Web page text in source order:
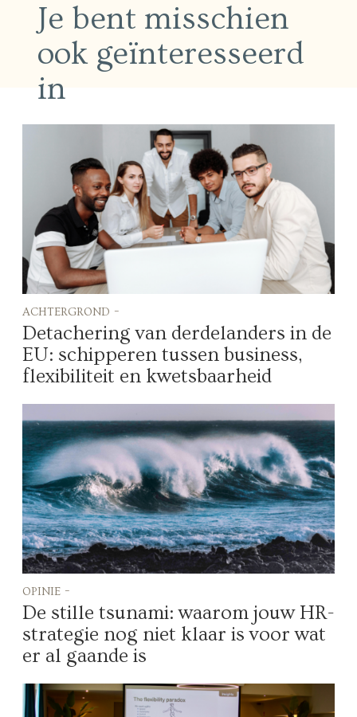
Je bent misschien
ook geïnteresseerd
in
achtergrond -
Detachering van derdelanders in de
EU: schipperen tussen business,
flexibiliteit en kwetsbaarheid
opinie -
De stille tsunami: waarom jouw HR-
strategie nog niet klaar is voor wat
er al gaande is